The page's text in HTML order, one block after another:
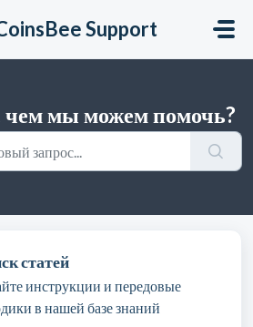
Support
чем мы можем помочь?
статей
инструкции и передовые
в нашей базе знаний